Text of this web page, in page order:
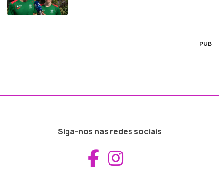
PUB
Siga-nos nas redes sociais
Aceder ao